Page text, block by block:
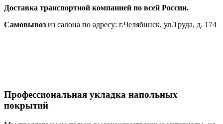
Доставка транспортной компанией по всей России.
Самовывоз из салона по адресу: г.Челябинск, ул.Труда, д. 174
Профессиональная укладка напольных
покрытий